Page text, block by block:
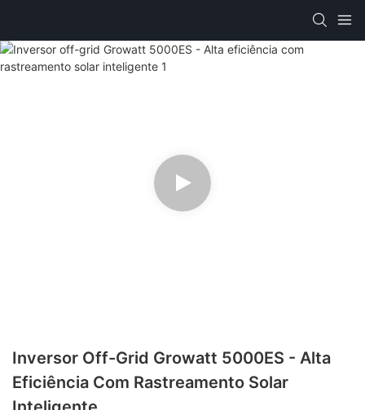
Inversor Off-Grid Growatt 5000ES - Alta
Eficiência Com Rastreamento Solar